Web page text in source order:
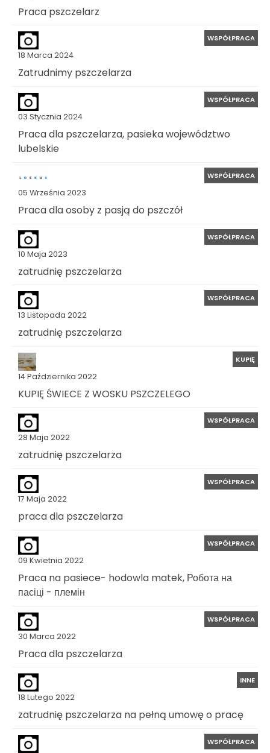
Praca pszczelarz
18 Marca 2024
WSPÓŁPRACA
Zatrudnimy pszczelarza
03 Stycznia 2024
WSPÓŁPRACA
Praca dla pszczelarza, pasieka województwo
lubelskie
05 Września 2023
WSPÓŁPRACA
Praca dla osoby z pasją do pszczół
10 Maja 2023
WSPÓŁPRACA
zatrudnię pszczelarza
13 Listopada 2022
WSPÓŁPRACA
zatrudnię pszczelarza
14 Października 2022
KUPIĘ
KUPIĘ ŚWIECE Z WOSKU PSZCZELEGO
28 Maja 2022
WSPÓŁPRACA
zatrudnię pszczelarza
17 Maja 2022
WSPÓŁPRACA
praca dla pszczelarza
09 Kwietnia 2022
WSPÓŁPRACA
Praca na pasiece- hodowla matek, Робота на
пасіці - племін
30 Marca 2022
WSPÓŁPRACA
Praca dla pszczelarza
18 Lutego 2022
INNE
zatrudnię pszczelarza na pełną umowę o pracę
WSPÓŁPRACA